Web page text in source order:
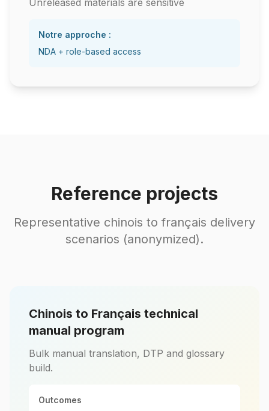
Unreleased materials are sensitive
Notre approche :
NDA + role-based access
Reference projects
Representative chinois to français delivery
scenarios (anonymized).
Chinois to Français technical
manual program
Bulk manual translation, DTP and glossary
build.
Outcomes